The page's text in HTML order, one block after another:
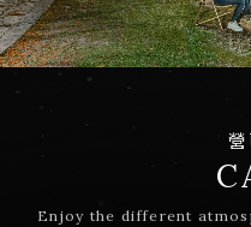
Enjoy the different